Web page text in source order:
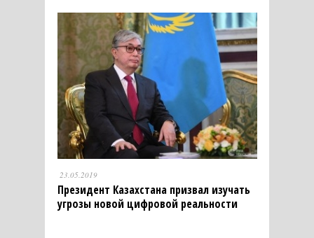
23.05.2019
Президент Казахстана призвал изучать
угрозы новой цифровой реальности